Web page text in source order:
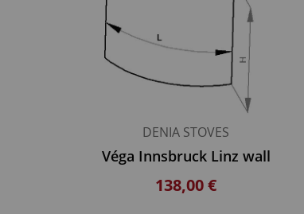
DENIA STOVES
Véga Innsbruck Linz wall
138,00 €